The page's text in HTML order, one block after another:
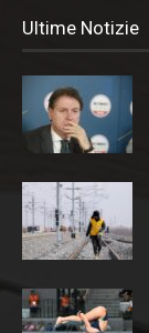
Ultime Notizie